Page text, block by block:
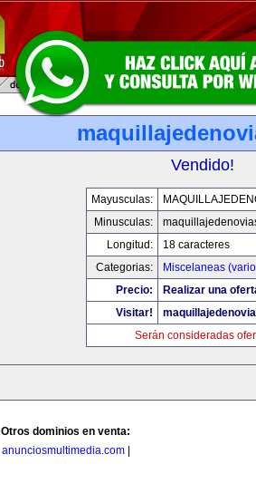
Vendido!
Mayusculas:
Minusculas:
Longitud:
18 caracteres
Categorias:
Miscelaneas
Precio:
Realizar una
Visitar!
Serán consideradas
Otros dominios en venta:
anunciosmultimedia.com|